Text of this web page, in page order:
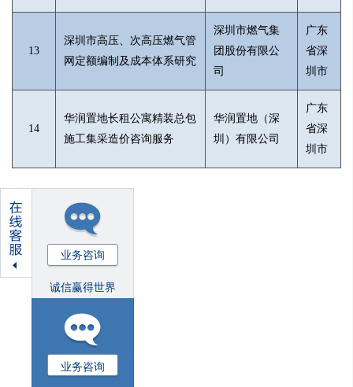
13
深圳市高压、次高压燃气管
网定额编制及成本体系研究
深圳市燃气集
团股份有限公
司
广东
省深
圳市
14
华润置地长租公寓精装总包
施工集采造价咨询服务
华润置地（深
圳）有限公司
广东
省深
圳市
业务咨询
诚信赢得世界
业务咨询